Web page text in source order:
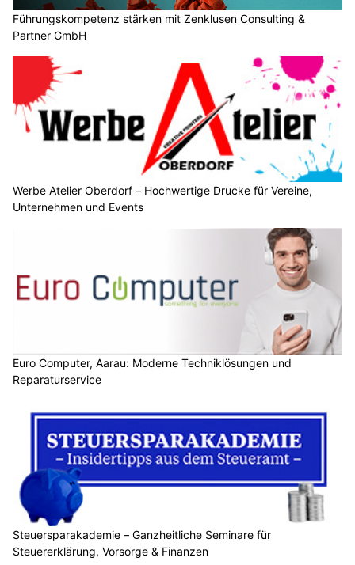
Führungskompetenz stärken mit Zenklusen Consulting &
Partner GmbH
Werbe Atelier Oberdorf – Hochwertige Drucke für Vereine,
Unternehmen und Events
Euro Computer, Aarau: Moderne Techniklösungen und
Reparaturservice
Steuersparakademie – Ganzheitliche Seminare für
Steuererklärung, Vorsorge & Finanzen